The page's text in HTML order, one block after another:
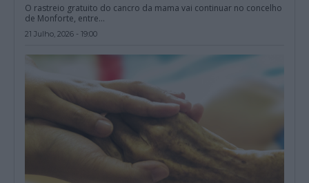
O rastreio gratuito do cancro da mama vai continuar no concelho
de Monforte, entre...
21 Julho, 2026 - 19:00